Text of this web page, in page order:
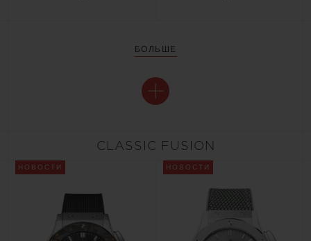
БОЛЬШЕ
CLASSIC FUSION
НОВОСТИ НОВОСТИ